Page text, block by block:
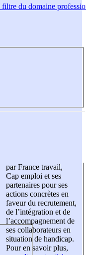
du domaine
par France travail,
Cap emploi et ses
partenaires pour ses
actions concrètes en
faveur du recrutement,
de l’intégration et de
l’accompagnement de
ses collaborateurs en
situation de handicap.
Pour en savoir plus,